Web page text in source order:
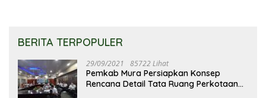
BERITA TERPOPULER
29/09/2021 85722 Lihat
Pemkab Mura Persiapkan Konsep
Rencana Detail Tata Ruang Perkotaan